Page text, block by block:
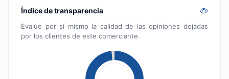
Índice de transparencia
Evalúe por sí mismo la calidad de las opiniones dejadas
por los clientes de este comerciante.